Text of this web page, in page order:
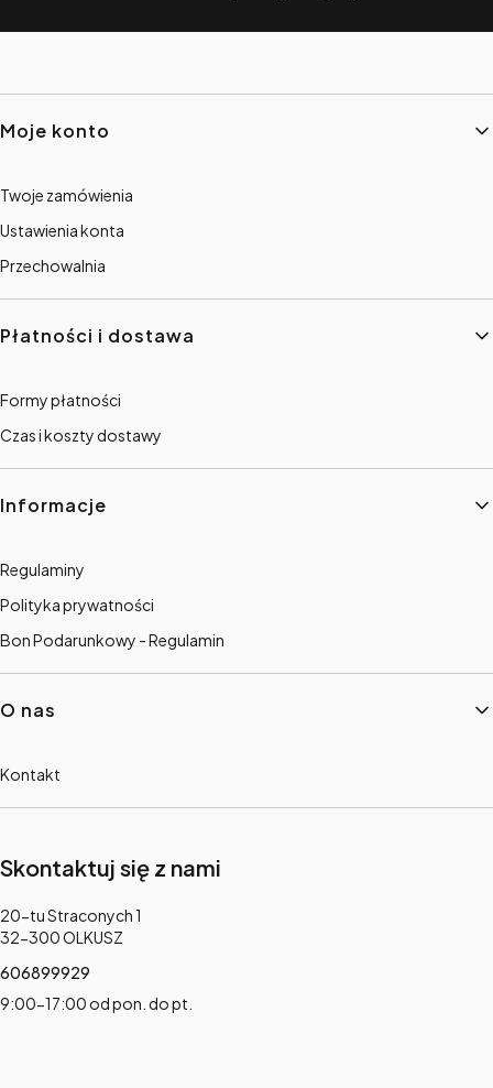
Linki w stopce
Moje konto
Twoje zamówienia
Ustawienia konta
Przechowalnia
Płatności i dostawa
Formy płatności
Czas i koszty dostawy
Informacje
Regulaminy
Polityka prywatności
Bon Podarunkowy - Regulamin
O nas
Kontakt
Skontaktuj się z nami
Adres:
20-tu Straconych 1
32-300 OLKUSZ
606899929
9:00-17:00 od pon. do pt.